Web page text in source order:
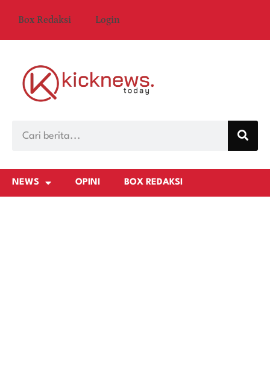
Box Redaksi Login
NEWS OPINI BOX REDAKSI